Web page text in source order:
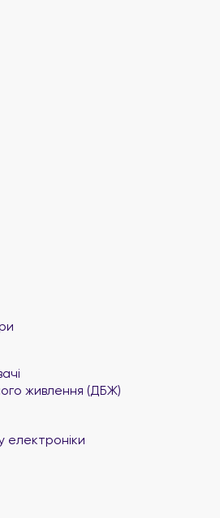
живлення (ДБЖ)
електроніки